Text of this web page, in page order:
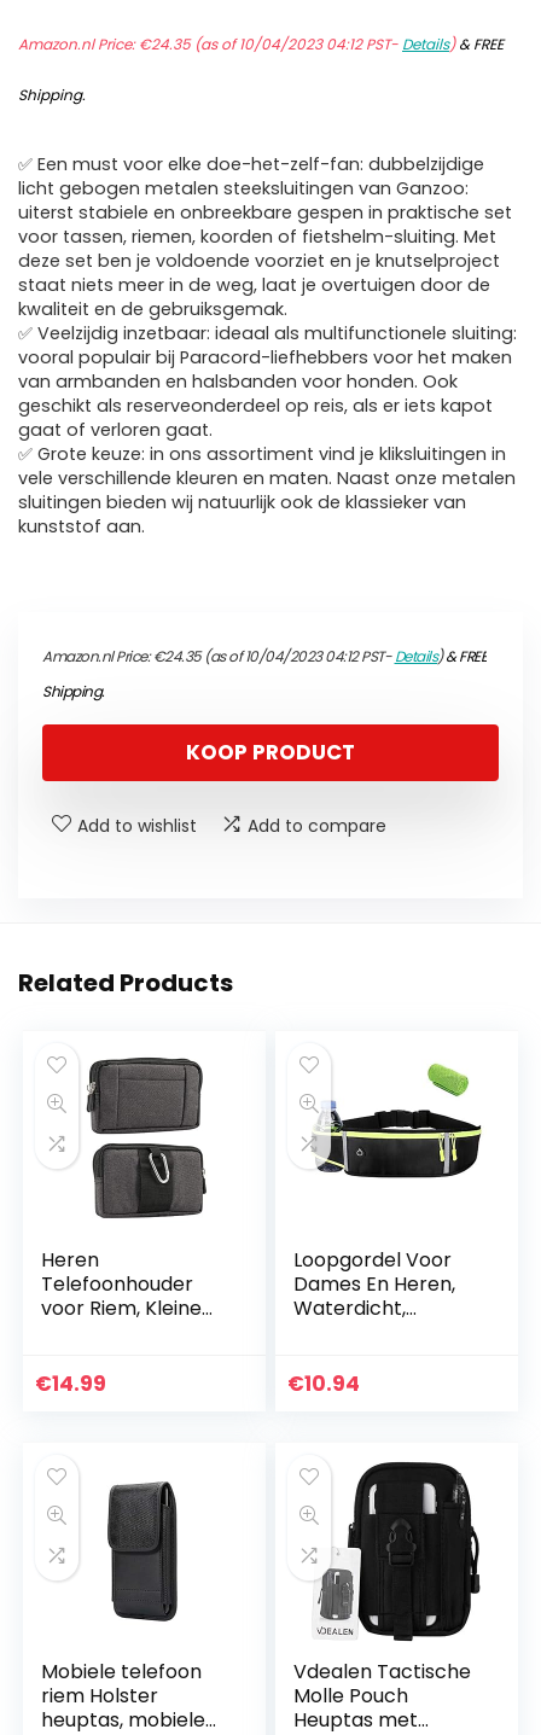
Amazon.nl Price:€24.35(as of 10/04/2023 04:12 PST- Details)&FREE
Shipping.
✅ Een must voor elke doe-het-zelf-fan: dubbelzijdige
licht gebogen metalen steeksluitingen van Ganzoo:
uiterst stabiele en onbreekbare gespen in praktische set
voor tassen, riemen, koorden of fietshelm-sluiting. Met
deze set ben je voldoende voorziet en je knutselproject
staat niets meer in de weg, laat je overtuigen door de
kwaliteit en de gebruiksgemak.
✅ Veelzijdig inzetbaar: ideaal als multifunctionele sluiting:
vooral populair bij Paracord-liefhebbers voor het maken
van armbanden en halsbanden voor honden. Ook
geschikt als reserveonderdeel op reis, als er iets kapot
gaat of verloren gaat.
✅ Grote keuze: in ons assortiment vind je kliksluitingen in
vele verschillende kleuren en maten. Naast onze metalen
sluitingen bieden wij natuurlijk ook de klassieker van
kunststof aan.
Amazon.nl Price:€24.35(as of 10/04/2023 04:12 PST-Details)&FREE
Shipping.
KOOP PRODUCT
Add to wishlist Add to compare
Related Products
Heren
Telefoonhouder
voor Riem, Kleine
Horizontaal
Camping
Wandelen Outdoor
Heuptas Riem
Holster Telefoon
Zak met
Karabijnhaak
€14.99
Loopgordel Voor
Dames En Heren,
Waterdicht,
Met Flessenhouder
€10.94
Mobiele telefoon
riem Holster
heuptas, mobiele
Vdealen Tactische
Molle Pouch
Heuptas met